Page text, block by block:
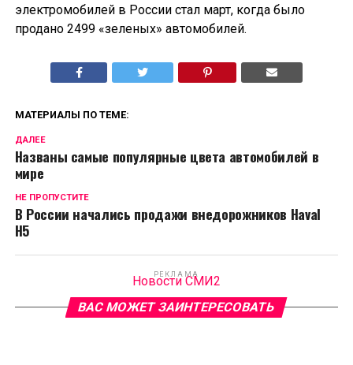
электромобилей в России стал март, когда было
продано 2499 «зеленых» автомобилей.
МАТЕРИАЛЫ ПО ТЕМЕ:
ДАЛЕЕ
Названы самые популярные цвета автомобилей в
мире
НЕ ПРОПУСТИТЕ
В России начались продажи внедорожников Haval
H5
РЕКЛАМА
Новости СМИ2
ВАС МОЖЕТ ЗАИНТЕРЕСОВАТЬ